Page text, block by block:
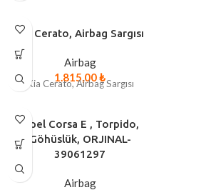
Kia Cerato, Airbag Sargısı
Airbag
1.815,00₺
Kia Cerato, Airbag Sargısı
Opel Corsa E , Torpido,
Göhüslük, ORJINAL-
39061297
Airbag